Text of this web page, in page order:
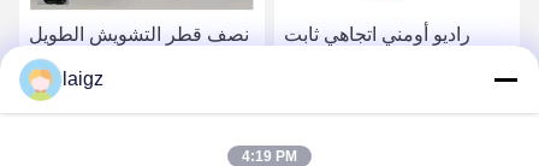
نصف قطر التشويش الطويل
للتشويش على إشارة 2 كم
للطائرات بدون طيار ، جهاز
تشويش ثابت
راديو أومني اتجاهي ثابت
laigz
4:19 PM